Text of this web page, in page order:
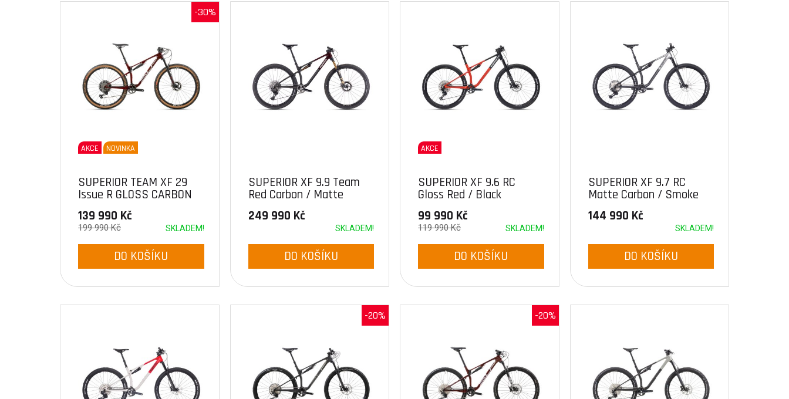
-30%
AKCE NOVINKA
SUPERIOR TEAM XF 29
Issue R GLOSS CARBON
139 990 Kč
SKLADEM!
199 990 Kč
DO KOŠÍKU
SUPERIOR XF 9.9 Team
Red Carbon / Matte
249 990 Kč
SKLADEM!
DO KOŠÍKU
AKCE
SUPERIOR XF 9.6 RC
Gloss Red / Black
99 990 Kč
SKLADEM!
119 990 Kč
DO KOŠÍKU
SUPERIOR XF 9.7 RC
Matte Carbon / Smoke
144 990 Kč
SKLADEM!
DO KOŠÍKU
-20% -20%